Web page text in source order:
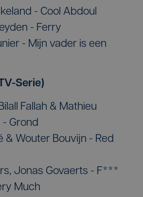
- Cool Abdoul
- Ferry
- Mijn vader is een
Serie)
Fallah & Mathieu
Grond
& Wouter Bouvijn - Red
Jonas Govaerts - F***
Much